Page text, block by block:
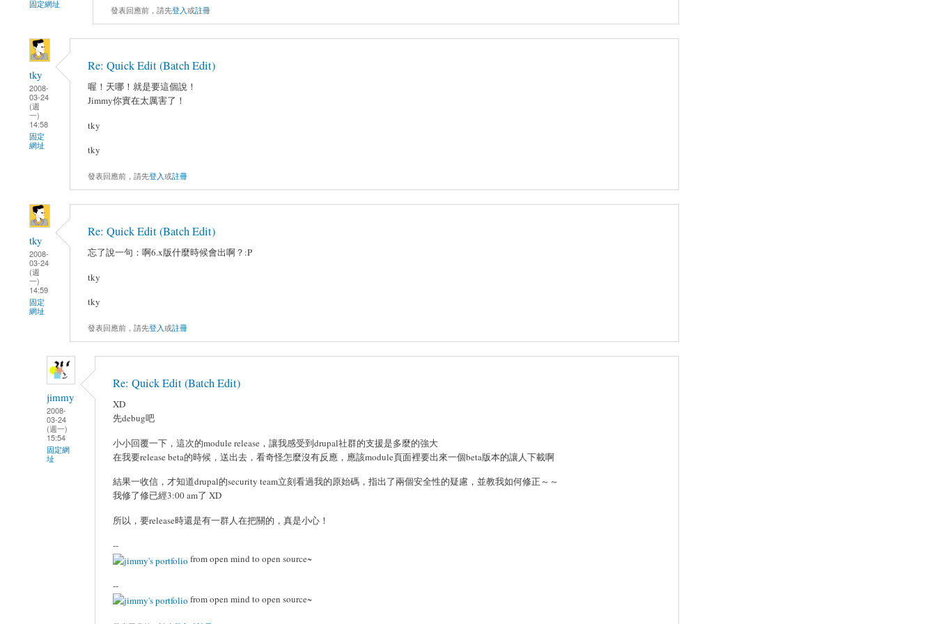
固定網址
發表回應前，請先登入或註冊
tky
2008-
03-24
(週
一)
14:58
固定
網址
Re: Quick Edit (Batch Edit)
喔！天哪！就是要這個說！
Jimmy你實在太厲害了！
tky
tky
發表回應前，請先登入或註冊
tky
2008-
03-24
(週
一)
14:59
固定
網址
Re: Quick Edit (Batch Edit)
忘了說一句：啊6.x版什麼時候會出啊？:P
tky
tky
發表回應前，請先登入或註冊
jimmy
2008-
03-24
(週一)
15:54
固定網
址
Re: Quick Edit (Batch Edit)
XD
先debug吧
小小回覆一下，這次的module release，讓我感受到drupal社群的支援是多麼的強大
在我要release beta的時候，送出去，看奇怪怎麼沒有反應，應該module頁面裡要出來一個beta版本的讓人下載啊
結果一收信，才知道drupal的security team立刻看過我的原始碼，指出了兩個安全性的疑慮，並教我如何修正～～
我修了修已經3:00 am了 XD
所以，要release時還是有一群人在把關的，真是小心！
--
from open mind to open source~
--
from open mind to open source~